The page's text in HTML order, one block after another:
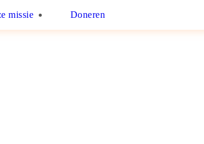
missie Doneren